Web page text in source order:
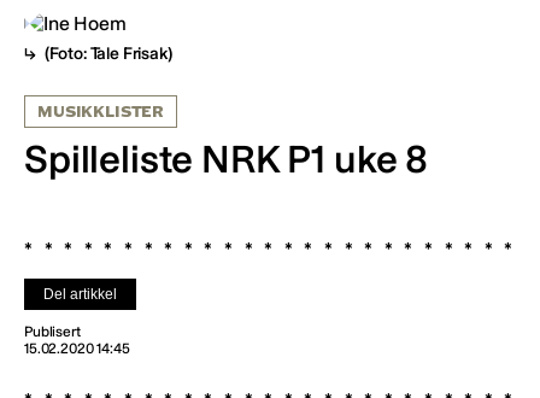
(Foto: Tale Frisak)
MUSIKKLISTER
Spilleliste NRK P1 uke 8
Del artikkel
Publisert
15.02.2020 14:45